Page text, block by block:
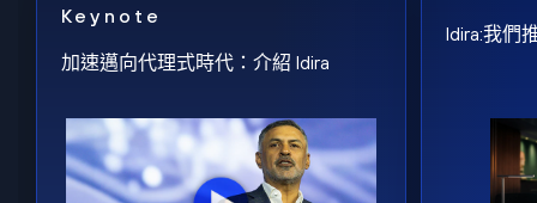
Keynote
加速邁向代理式時代：介紹 Idira
Idira:我們